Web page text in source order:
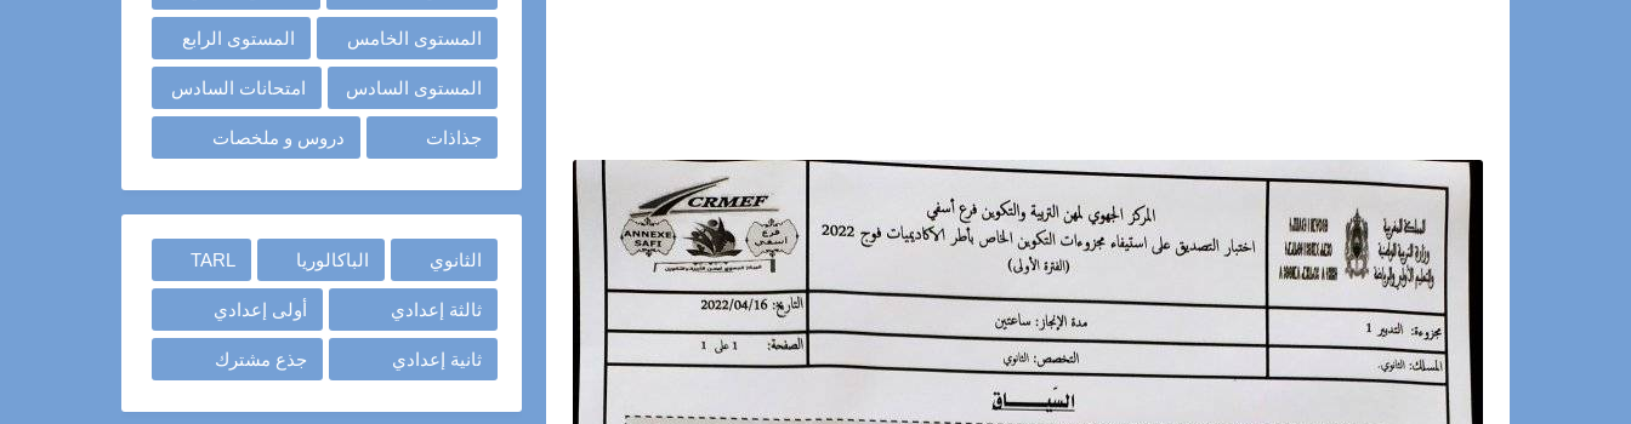
المستوى الخامس المستوى الرابع
المستوى السادس امتحانات السادس
جذاذات دروس و ملخصات
الثانوي الباكالوريا TARL
ثالثة إعدادي أولى إعدادي
ثانية إعدادي جذع مشترك